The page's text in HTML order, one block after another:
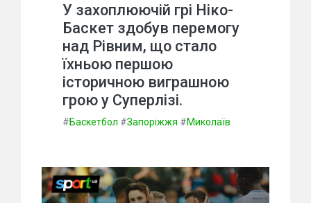
У захоплюючій грі Ніко-
Баскет здобув перемогу
над Рівним, що стало
їхньою першою
історичною виграшною
грою у Суперлізі.
#Баскетбол #Запоріжжя #Миколаїв